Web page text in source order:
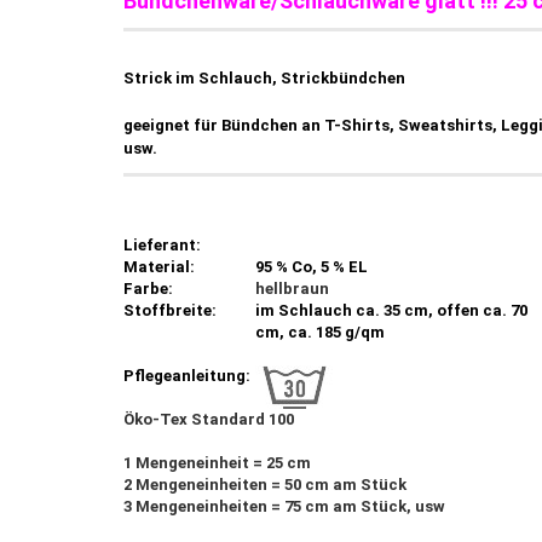
Strick im Schlauch, Strickbündchen
geeignet für Bündchen an T-Shirts, Sweatshirts,
usw.
Lieferant:
Material:
95 % Co, 5 % EL
Farbe:
hellbraun
Stoffbreite:
im Schlauch ca. 35 cm, offen ca. 70
cm, ca. 185 g/qm
Pflegeanleitung:
Öko-Tex Standard 100
1 Mengeneinheit = 25 cm
2 Mengeneinheiten = 50 cm am Stück
3 Mengeneinheiten = 75 cm am Stück, usw